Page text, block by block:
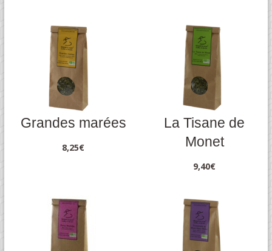
Grandes marées
8,25€
La Tisane de
Monet
9,40€